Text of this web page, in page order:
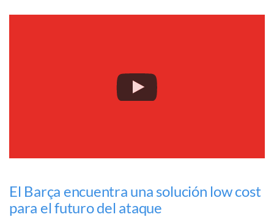
El Barça encuentra una solución low cost
para el futuro del ataque